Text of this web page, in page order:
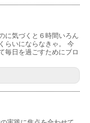
に気づくと６時間いろん
らいにならなきゃ。 今
毎日を過ごすためにブロ